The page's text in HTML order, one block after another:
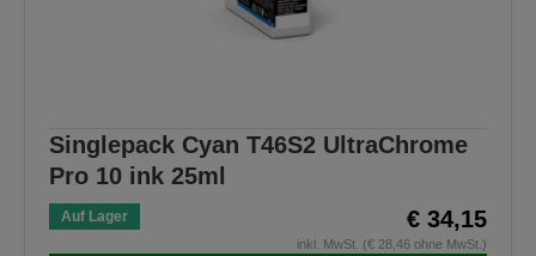
Singlepack Cyan T46S2 UltraChrome
Pro 10 ink 25ml
Auf Lager € 34,15
inkl. MwSt. (€ 28,46 ohne MwSt.)